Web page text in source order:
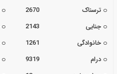
ترسناک
2670
جنایی
2143
خانوادگی
1261
درام
9319